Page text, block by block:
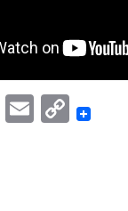
Email